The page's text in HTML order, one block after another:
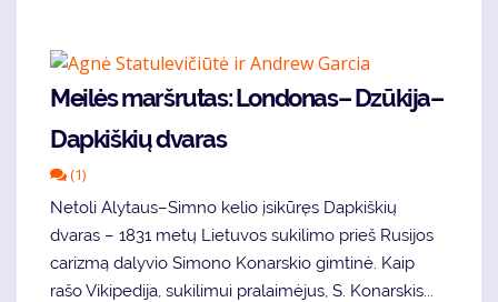
Meilės maršrutas: Londonas– Dzūkija–
Dapkiškių dvaras
(1)
Netoli Alytaus–Simno kelio įsikūręs Dapkiškių
dvaras – 1831 metų Lietuvos sukilimo prieš Rusijos
carizmą dalyvio Simono Konarskio gimtinė. Kaip
rašo Vikipedija, sukilimui pralaimėjus, S. Konarskis...